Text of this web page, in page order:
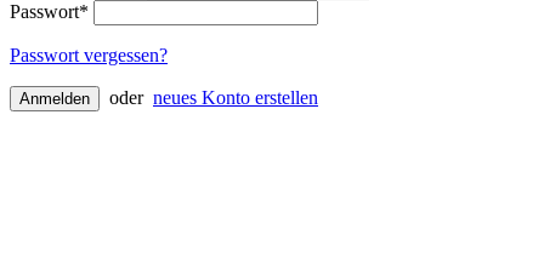
Passwort*
Passwort vergessen?
Anmelden oder neues Konto erstellen